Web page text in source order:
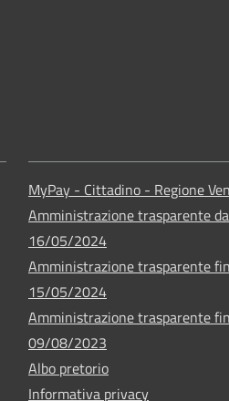
MyPay - Cittadino - Regione
Amministrazione trasparente
16/05/2024
Amministrazione trasparente
15/05/2024
Amministrazione trasparente
09/08/2023
Albo pretorio
Informativa privacy